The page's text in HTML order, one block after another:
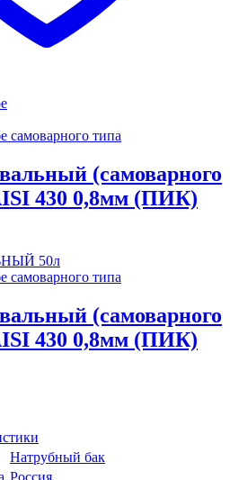
самоварного типа
(самоварного
430 0,8мм (ПИК)
самоварного типа
(самоварного
430 0,8мм (ПИК)
Натрубный бак
Россия